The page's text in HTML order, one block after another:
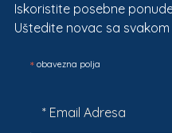
Iskoristite posebne
Uštedite novac sa
*obavezna polja